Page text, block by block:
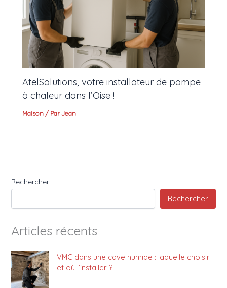
AtelSolutions, votre installateur de pompe
à chaleur dans l’Oise !
Maison / ParJean
Rechercher
Rechercher
Articles récents
VMC dans une cave humide : laquelle choisir
et où l’installer ?